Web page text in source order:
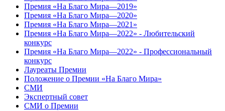
Премия «На Благо Мира—2019»
Премия «На Благо Мира—2020»
Премия «На Благо Мира—2021»
Премия «На Благо Мира—2022» - Любительский
конкурс
Премия «На Благо Мира—2022» - Профессиональный
конкурс
Лауреаты Премии
Положение о Премии «На Благо Мира»
СМИ
Экспертный совет
СМИ о Премии